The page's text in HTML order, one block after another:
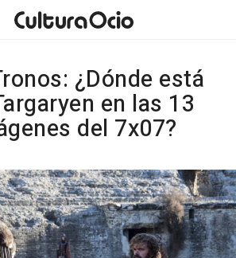
¿Dónde está
en las 13
del 7x07?